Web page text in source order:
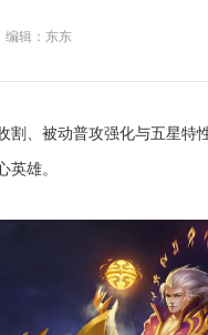
编辑： 东东
割、被动普攻强化与五星特
雄。